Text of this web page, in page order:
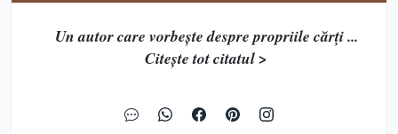
Un autor care vorbeşte despre propriile cărţi ...
Citește tot citatul >